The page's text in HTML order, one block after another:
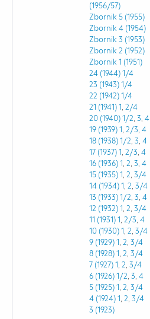
(1956/57)
Zbornik 5 (1955)
Zbornik 4 (1954)
Zbornik 3 (1953)
Zbornik 2 (1952)
Zbornik 1 (1951)
24 (1944)1/4
23 (1943)1/4
22 (1942)1/4
21 (1941)1, 2/4
20 (1940)1/2, 3, 4
19 (1939)1, 2/3, 4
18 (1938)1/2, 3, 4
17 (1937)1, 2/3, 4
16 (1936)1, 2, 3, 4
15 (1935)1, 2, 3/4
14 (1934)1, 2, 3/4
13 (1933)1/2, 3, 4
12 (1932)1, 2, 3/4
11 (1931)1, 2/3, 4
10 (1930)1, 2, 3/4
9 (1929)1, 2, 3/4
8 (1928)1, 2, 3/4
7 (1927)1, 2, 3/4
6 (1926)1/2, 3, 4
5 (1925)1, 2, 3/4
4 (1924)1, 2, 3/4
3 (1923)